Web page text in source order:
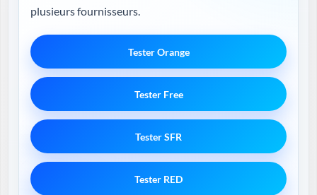
plusieurs fournisseurs.
Tester Orange
Tester Free
Tester SFR
Tester RED